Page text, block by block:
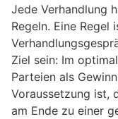
Jede Verhandlung
Regeln. Eine
Ziel sein: Im
Parteien als
Voraussetzung ist,
am Ende zu einer